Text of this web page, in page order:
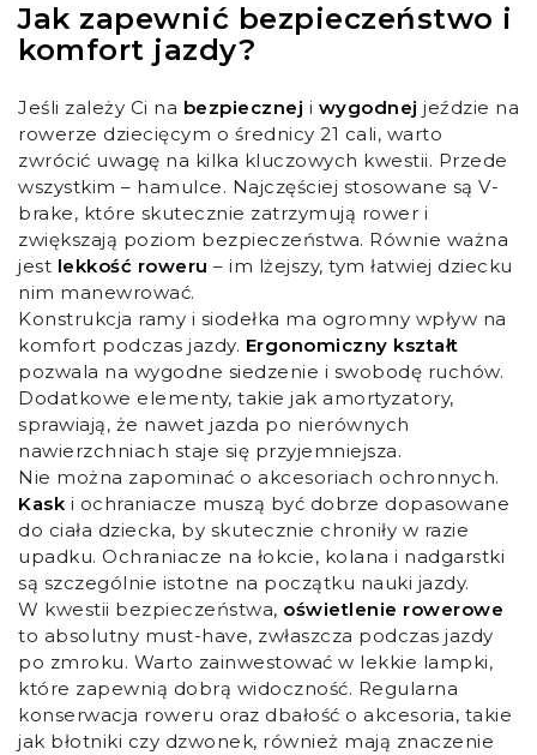
Jak zapewnić bezpieczeństwo i
komfort jazdy?
Jeśli zależy Ci na bezpiecznej i wygodnej jeździe na
rowerze dziecięcym o średnicy 21 cali, warto
zwrócić uwagę na kilka kluczowych kwestii. Przede
wszystkim – hamulce. Najczęściej stosowane są V-
brake, które skutecznie zatrzymują rower i
zwiększają poziom bezpieczeństwa. Równie ważna
jest lekkość roweru – im lżejszy, tym łatwiej dziecku
nim manewrować.
Konstrukcja ramy i siodełka ma ogromny wpływ na
komfort podczas jazdy. Ergonomiczny kształt
pozwala na wygodne siedzenie i swobodę ruchów.
Dodatkowe elementy, takie jak amortyzatory,
sprawiają, że nawet jazda po nierównych
nawierzchniach staje się przyjemniejsza.
Nie można zapominać o akcesoriach ochronnych.
Kask i ochraniacze muszą być dobrze dopasowane
do ciała dziecka, by skutecznie chroniły w razie
upadku. Ochraniacze na łokcie, kolana i nadgarstki
są szczególnie istotne na początku nauki jazdy.
W kwestii bezpieczeństwa, oświetlenie rowerowe
to absolutny must-have, zwłaszcza podczas jazdy
po zmroku. Warto zainwestować w lekkie lampki,
które zapewnią dobrą widoczność. Regularna
konserwacja roweru oraz dbałość o akcesoria, takie
jak błotniki czy dzwonek, również mają znaczenie